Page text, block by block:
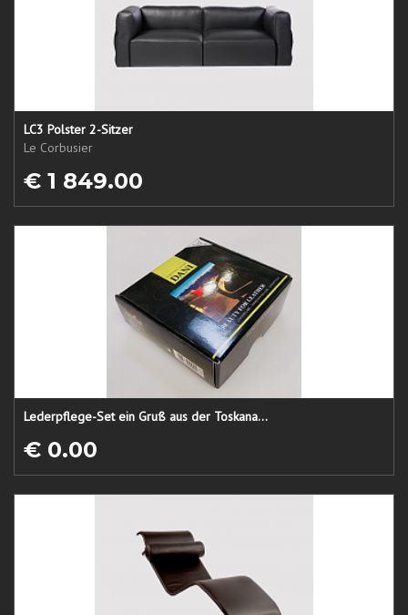
LC3 Polster 2-Sitzer
Le Corbusier
€ 1 849.00
Lederpflege-Set ein Gruß aus der Toskana...
€ 0.00